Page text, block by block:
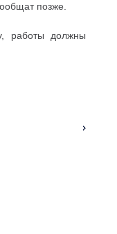
позже.
работы должны